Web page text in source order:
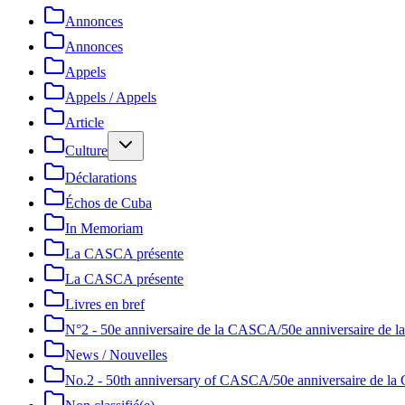
Annonces
Annonces
Appels
Appels / Appels
Article
Culture
Déclarations
Échos de Cuba
In Memoriam
La CASCA présente
La CASCA présente
Livres en bref
N°2 - 50e anniversaire de la CASCA/50e anniversaire de
News / Nouvelles
No.2 - 50th anniversary of CASCA/50e anniversaire de la